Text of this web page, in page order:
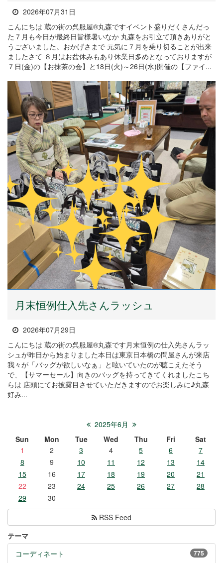
2026年07月31日
こんにちは 蔵の街の呉服屋®丸森ですイベント盛りだくさんだっ
た７月も今日が最終日皆様暑いなか 丸森をお引立て頂きありがと
うございました。おかげさまで 元気に７月を乗り切ることが出来
ましたさて ８月はお盆休みもあり休業日多めとなっておりますが
７日(金)の【お抹茶の会】と18日(火)～26日(水)開催の【ファイ...
月末恒例仕入先さんラッシュ
2026年07月29日
こんにちは 蔵の街の呉服屋®丸森です月末恒例の仕入先さんラッ
シュが昨日から始まりました本日は東京日本橋の問屋さんが来店
我々が「バッグが欲しいなぁ」と呟いていたのが聴こえたそう
で、【サマーセール】向きのバッグを持ってきてくれましたこち
らは 店頭にてお披露目させていただきますのでお楽しみに♪丸森
好み...
2025年6月
Sun
Mon Tue Wed Thu Fri
Sat
1
2 3 4 5 6
7
8
9 10 11 12 13
14
15
16 17 18 19 20
21
22
23 24 25 26 27
28
29
30
RSS Feed
テーマ
775
コーディネート